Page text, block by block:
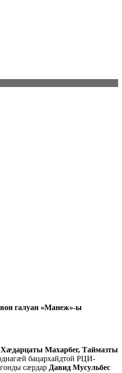
галуан «Манеж»-ы
Махарбег, Таймазты
бацархайдтой РЦИ-
сæрдар Давид Мусульбес